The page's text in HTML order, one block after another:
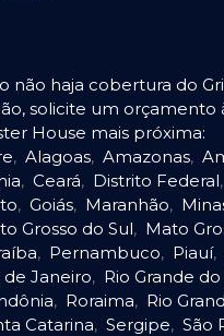
não haja cobertura do
solicite um orçamento
House mais próxima:
, Alagoas, Amazonas,
, Ceará, Distrito Federal,
, Goiás, Maranhão,
Grosso do Sul, Mato
, Pernambuco, Piauí,
de Janeiro, Rio Grande
, Roraima, Rio
Catarina, Sergipe, São